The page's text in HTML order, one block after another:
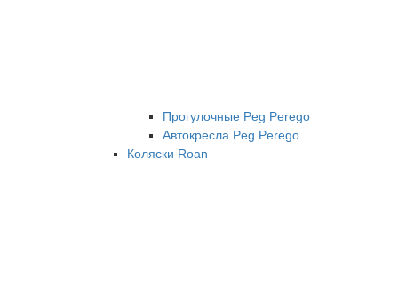
Прогулочные Peg Perego
Автокресла Peg Perego
Коляски Roan